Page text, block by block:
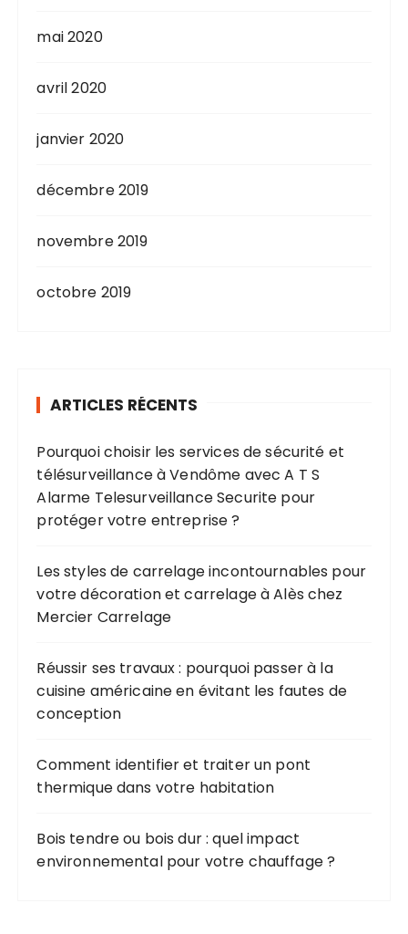
mai 2020
avril 2020
janvier 2020
décembre 2019
novembre 2019
octobre 2019
ARTICLES RÉCENTS
Pourquoi choisir les services de sécurité et
télésurveillance à Vendôme avec A T S
Alarme Telesurveillance Securite pour
protéger votre entreprise ?
Les styles de carrelage incontournables pour
votre décoration et carrelage à Alès chez
Mercier Carrelage
Réussir ses travaux : pourquoi passer à la
cuisine américaine en évitant les fautes de
conception
Comment identifier et traiter un pont
thermique dans votre habitation
Bois tendre ou bois dur : quel impact
environnemental pour votre chauffage ?